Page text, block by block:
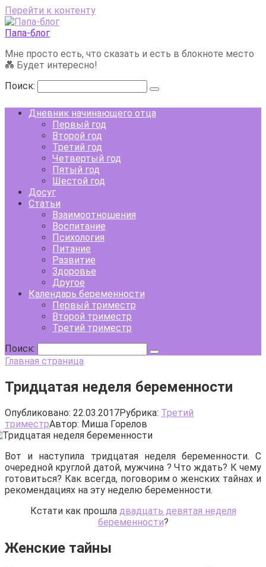
Перейти к контенту
Папа-блог
Мне просто есть, что сказать и есть в блокноте место
💑 Будет интересно!
Поиск:
Дневник начинающего отца
Первый год
Второй год
Третий год
Четвертый год
Пятый год
Шестой год
Досуг
Статьи
Взаимоотношения
Воспитание
Психология
Питание
Развитие
Здоровье
Другое
Календарь беременности
Первый триместр
Второй триместр
Третий триместр
Поиск:
Главная страница
Тридцатая неделя беременности
Опубликовано: 22.03.2017Рубрика: Третий
триместрАвтор: Миша Горелов
Вот и наступила тридцатая неделя беременности. С
очередной круглой датой, мужчина ? Что ждать? К чему
готовиться? Как всегда, поговорим о женских тайнах и
рекомендациях на эту неделю беременности.
Кстати как прошла двадцать девятая неделя
беременности?
Женские тайны